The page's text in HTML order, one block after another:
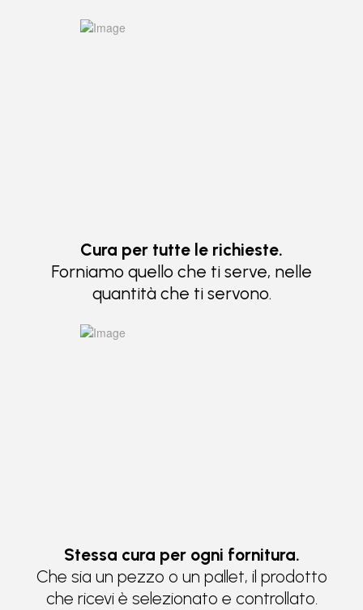
Cura per tutte le richieste.
Forniamo quello che ti serve, nelle
quantità che ti servono.
Stessa cura per ogni fornitura.
Che sia un pezzo o un pallet, il prodotto
che ricevi è selezionato e controllato.